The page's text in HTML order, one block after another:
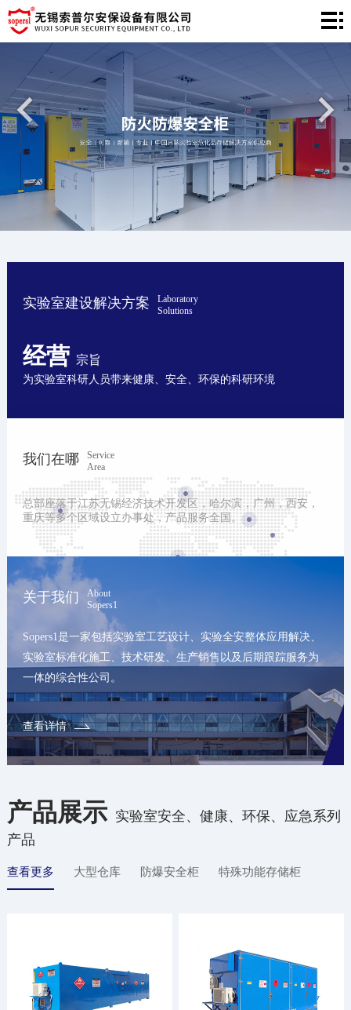
网
页
中
程
例
新
中
心
于
我
联
系
实验室建设解决方案
Laboratory
Solutions
经营宗旨
为实验室科研人员带来健康、安全、环保的科研环境
我们在哪
Service
Area
总部座落于江苏无锡经济技术开发区，哈尔滨，广州，西安，
重庆等多个区域设立办事处，产品服务全国。
关于我们
About
Sopers1
Sopers1是一家包括实验室工艺设计、实验全安整体应用解决、
实验室标准化施工、技术研发、生产销售以及后期跟踪服务为
一体的综合性公司。
查看详情
产品展示实验室安全、健康、环保、应急系列
产品
查看更多 大型仓库 防爆安全柜
特殊功能存储柜